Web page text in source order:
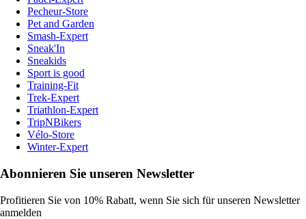
Pecheur-Store
Pet and Garden
Smash-Expert
Sneak'In
Sneakids
Sport is good
Training-Fit
Trek-Expert
Triathlon-Expert
TripNBikers
Vélo-Store
Winter-Expert
Abonnieren Sie unseren Newsletter
Profitieren Sie von 10% Rabatt, wenn Sie sich für unseren Newsletter
anmelden